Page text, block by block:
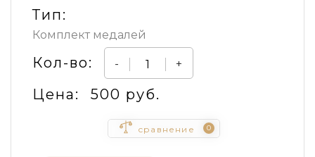
Тип:
Комплект медалей
Кол-во: - +
Цена: 500 руб.
сравнение 0